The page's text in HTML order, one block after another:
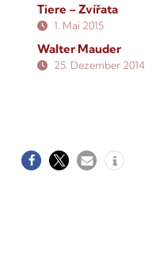
Tiere – Zvířata
1. Mai 2015
Walter Mauder
25. Dezember 2014